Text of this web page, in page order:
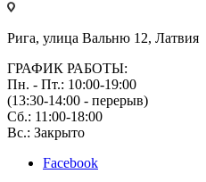
Рига, улица Вальню 12, Латвия
ГРАФИК РАБОТЫ:
Пн. - Пт.: 10:00-19:00
(13:30-14:00 - перерыв)
Сб.: 11:00-18:00
Вс.: Закрыто
Facebook